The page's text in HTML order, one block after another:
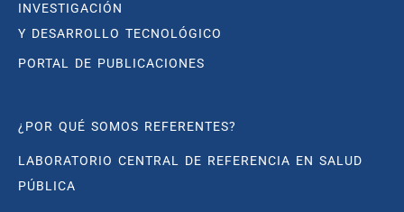
INVESTIGACIÓN
Y DESARROLLO TECNOLÓGICO
PORTAL DE PUBLICACIONES
¿POR QUÉ SOMOS REFERENTES?
LABORATORIO CENTRAL DE REFERENCIA EN SALUD
PÚBLICA